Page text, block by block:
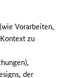
Vorarbeiten,
zu
der